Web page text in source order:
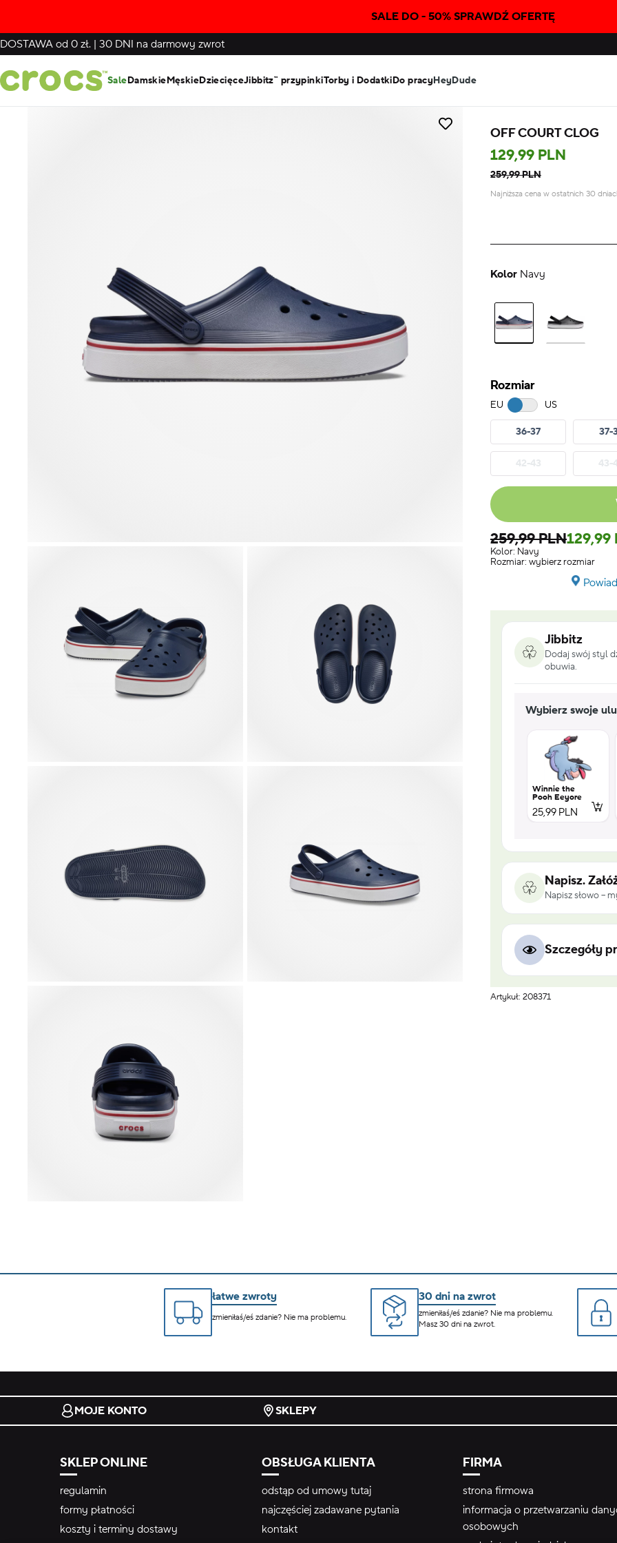
SALE DO - 50% SPRAWDŹ OFERTĘ
DOSTAWA od 0 zł. | 30 DNI na darmowy zwrot
SaleDamskieMęskieDziecięceJibbitz™ przypinkiTorby i DodatkiDo pracyHeyDude
OFF COURT CLOG
129,99 PLN
259,99 PLN
Najniższa cena w ostatnich 30
Kolor Navy
Rozmiar
EU US
36-37 37-
42-43 43-
259,99 PLN129,99
Kolor: Navy
Rozmiar: wybierz rozmiar
Jibbitz
Dodaj swój styl
obuwia.
Wybierz swoje
Winnie the
Pooh Eeyore
25,99 PLN
Napisz.
Napisz słowo –
Szczegóły
Artykuł: 208371
łatwe zwroty
zmieniłaś/eś zdanie? Nie ma problemu.
30 dni na zwrot
zmieniłaś/eś zdanie? Nie ma problemu.
Masz 30 dni na zwrot.
MOJE KONTO SKLEPY
SKLEP ONLINE
regulamin
formy płatności
koszty i terminy dostawy
OBSŁUGA KLIENTA
odstąp od umowy tutaj
najczęściej zadawane pytania
kontakt
FIRMA
strona firmowa
informacja o przetwarzaniu
osobowych